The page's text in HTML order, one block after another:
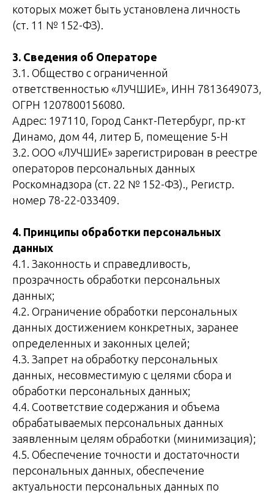
которых может быть установлена личность
(ст. 11 № 152-ФЗ).
3. Сведения об Операторе
3.1. Общество с ограниченной
ответственностью «ЛУЧШИЕ», ИНН 7813649073,
ОГРН 1207800156080.
Адрес: 197110, Город Санкт-Петербург, пр-кт
Динамо, дом 44, литер Б, помещение 5-Н
3.2. ООО «ЛУЧШИЕ» зарегистрирован в реестре
операторов персональных данных
Роскомнадзора (ст. 22 № 152-ФЗ)., Регистр.
номер 78-22-033409.
4. Принципы обработки персональных
данных
4.1. Законность и справедливость,
прозрачность обработки персональных
данных;
4.2. Ограничение обработки персональных
данных достижением конкретных, заранее
определенных и законных целей;
4.3. Запрет на обработку персональных
данных, несовместимую с целями сбора и
обработки персональных данных;
4.4. Соответствие содержания и объема
обрабатываемых персональных данных
заявленным целям обработки (минимизация);
4.5. Обеспечение точности и достаточности
персональных данных, обеспечение
актуальности персональных данных по